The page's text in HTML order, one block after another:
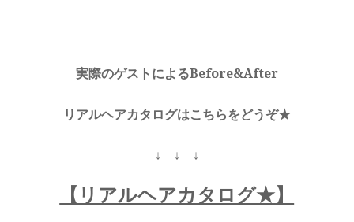
実際のゲストによるBefore&After
リアルヘアカタログはこちらをどうぞ★
↓ ↓ ↓
【リアルヘアカタログ★】